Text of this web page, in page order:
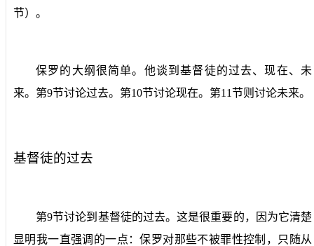
节）。
保罗的大纲很简单。他谈到基督徒的过去、现在、未
来。第9节讨论过去。第10节讨论现在。第11节则讨论未来。
基督徒的过去
第9节讨论到基督徒的过去。这是很重要的，因为它清楚
显明我一直强调的一点：保罗对那些不被罪性控制，只随从